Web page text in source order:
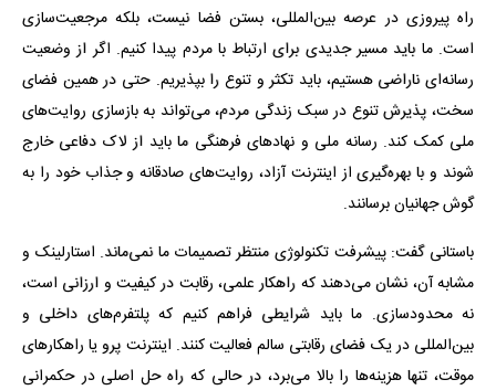
راه پیروزی در عرصه بین‌المللی، بستن فضا نیست، بلکه مرجعیت‌سازی
است. ما باید مسیر جدیدی برای ارتباط با مردم پیدا کنیم. اگر از وضعیت
رسانه‌ای ناراضی هستیم، باید تکثر و تنوع را بپذیریم. حتی در همین فضای
سخت، پذیرش تنوع در سبک زندگی مردم، می‌تواند به بازسازی روایت‌های
ملی کمک کند. رسانه ملی و نهادهای فرهنگی ما باید از لاک دفاعی خارج
شوند و با بهره‌گیری از اینترنت آزاد، روایت‌های صادقانه و جذاب خود را به
گوش جهانیان برسانند.
باستانی گفت: پیشرفت تکنولوژی منتظر تصمیمات ما نمی‌ماند. استارلینک و
مشابه آن، نشان می‌دهند که راهکار علمی، رقابت در کیفیت و ارزانی است،
نه محدودسازی. ما باید شرایطی فراهم کنیم که پلتفرم‌های داخلی و
بین‌المللی در یک فضای رقابتی سالم فعالیت کنند. اینترنت پرو یا راهکارهای
موقت، تنها هزینه‌ها را بالا می‌برد، در حالی که راه حل اصلی در حکمرانی